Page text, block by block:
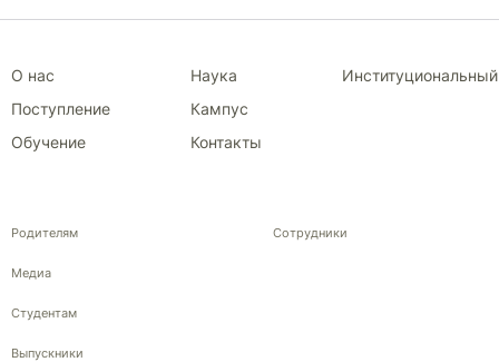
О нас
Поступление
Обучение
Наука
Кампус
Контакты
Родителям
Медиа
Студентам
Выпускники
Сотрудники